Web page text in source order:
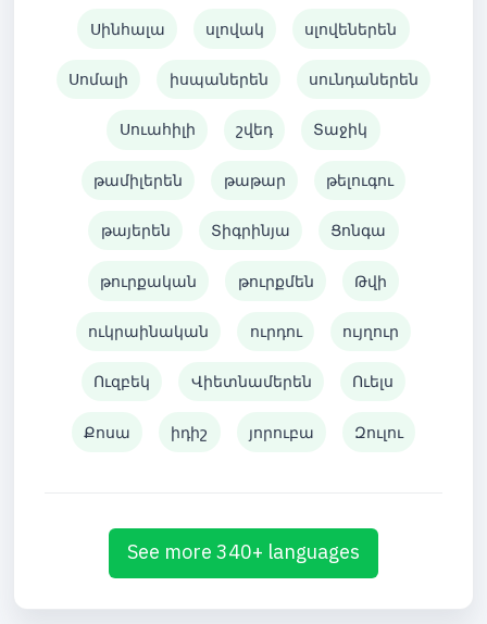
Սինհալա սլովակ սլովեներեն
Սոմալի իսպաներեն սունդաներեն
Սուահիլի շվեդ Տաջիկ
թամիլերեն թաթար թելուգու
թայերեն Տիգրինյա Ցոնգա
թուրքական թուրքմեն Թվի
ուկրաինական ուրդու ույղուր
Ուզբեկ Վիետնամերեն Ուելս
Քոսա իդիշ յորուբա Զուլու
See more 340+ languages